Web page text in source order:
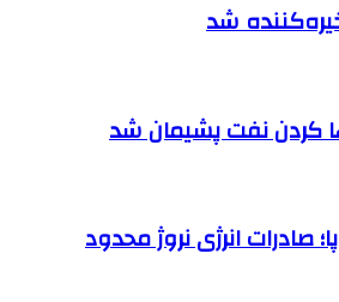
شد
کردن نفت پشیمان شد
صادرات انرژی نروژ محدود